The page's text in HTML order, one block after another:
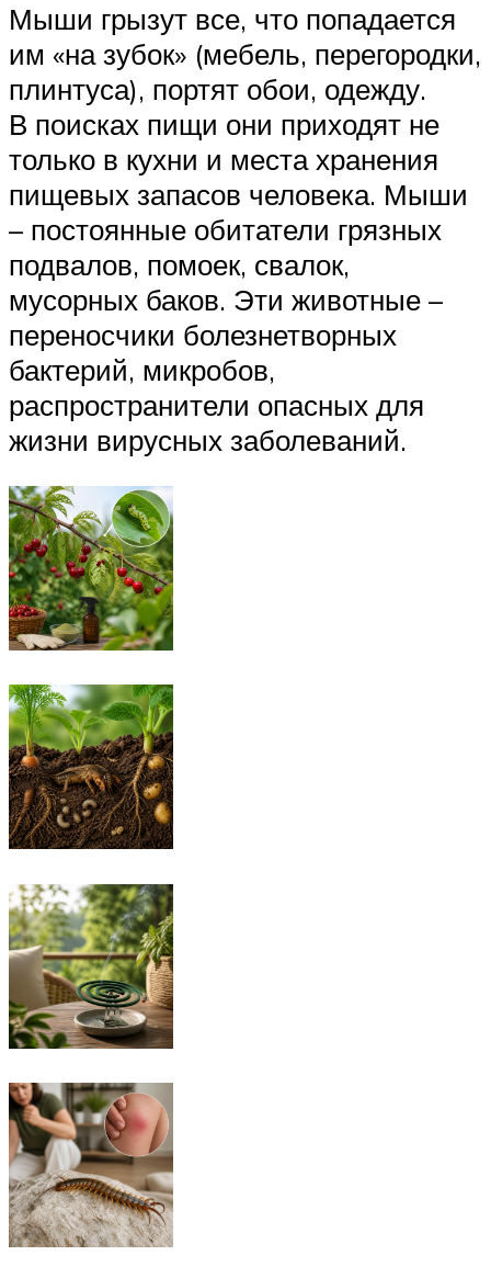
Мыши грызут все, что попадается
им «на зубок» (мебель, перегородки,
плинтуса), портят обои, одежду.
В поисках пищи они приходят не
только в кухни и места хранения
пищевых запасов человека. Мыши
– постоянные обитатели грязных
подвалов, помоек, свалок,
мусорных баков. Эти животные –
переносчики болезнетворных
бактерий, микробов,
распространители опасных для
жизни вирусных заболеваний.